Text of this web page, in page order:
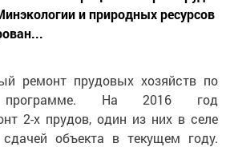
и природных ресурсов
ремонт прудовых хозяйств по
программе. На 2016 год
2-х прудов, один из них в селе
объекта в текущем году.